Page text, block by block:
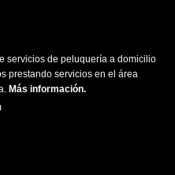
servicios de peluquería a domicilio
prestando servicios en el área
Más información.